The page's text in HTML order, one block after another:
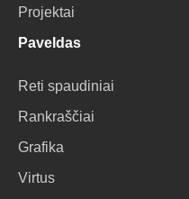
Projektai
Paveldas
Reti spaudiniai
Rankraščiai
Grafika
Virtus